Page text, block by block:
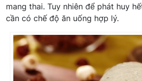
mang thai. Tuy nhiên để phát huy
cần có chế độ ăn uống hợp lý.